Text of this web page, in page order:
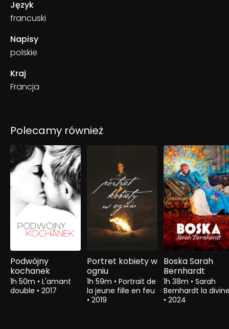
Język
francuski
Napisy
polskie
Kraj
Francja
Polecamy również
Podwójny
kochanek
1h 50m • L'amant
double • 2017
Portret kobiety w
ogniu
1h 59m • Portrait de
la jeune fille en feu
• 2019
Boska Sarah
Bernhardt
1h 38m • Sarah
Bernhardt la
• 2024